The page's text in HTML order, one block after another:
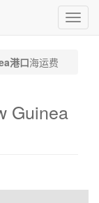
海
运
港口海运费
Guinea